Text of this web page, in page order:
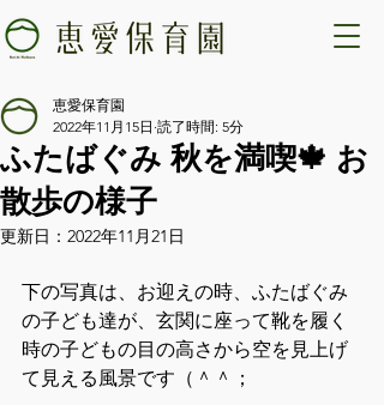
ふたばぐみ 秋を満喫🍁 お
散歩の様子
恵愛保育園
2022年11月15日 読了時間: 5分
更新日： 2022年11月21日
下の写真は、お迎えの時、ふたばぐみ
の子ども達が、玄関に座って靴を履く
時の子どもの目の高さから空を見上げ
て見える風景です（＾＾；